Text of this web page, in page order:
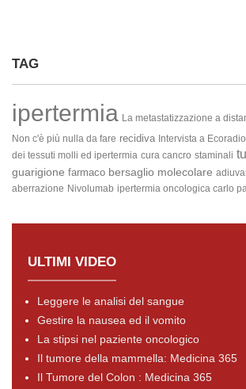
TAG
ipertermia La metastatizzazione a
Non c'è più nulla da fare recidiva Intervista a
dei tessuti molli ed ipertermia cura cancro staminali
guarigione farmaco bersaglio molecolare
aberrazione Nivolumab ipertermia oncologica carlo
ULTIMI VIDEO
Leggere le analisi del sangue
Gestire la nausea ed il vomito
La stipsi nel paziente oncologico
Il tumore della mammella: Medicina 365
Il Tumore del Colon : Medicina 365